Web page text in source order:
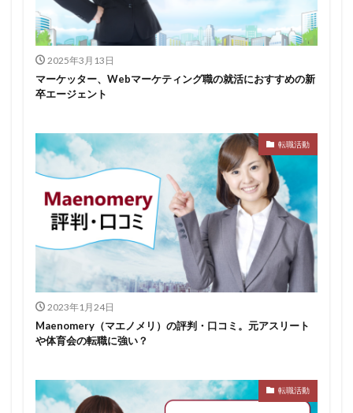
2025年3月13日
マーケッター、Webマーケティング職の就活におすすめの新
卒エージェント
転職活動
2023年1月24日
Maenomery（マエノメリ）の評判・口コミ。元アスリート
や体育会の転職に強い？
転職活動
ホワイト企業ランキング
不人気業界
人生終了
二次面接
二次募集 事務職
九州地方
中小企業
ユニスタイル
一次面接
リクナビ就職エージェント
リクナビ
ランキング
マーケッター
ホワイト企業
シェア
スタートアップ
ディグアップキャリア
ツノル
タイプ
スポナビキャリア
スポチョク
スポチャレ
スポーツフィールド
スポーツ
スカウトサイト
デューダ スーツ
しんどい
シンクトワイス
ジョブラス
ジョブトラ
ジョブティービー
システムエンジニア
ジェイック
テストセンター
どこから
ボロボロ
ベクトル
ペースボックス
プログラミング